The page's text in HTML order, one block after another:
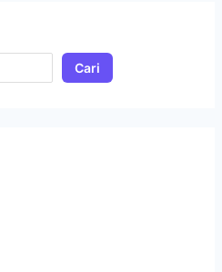
Cari